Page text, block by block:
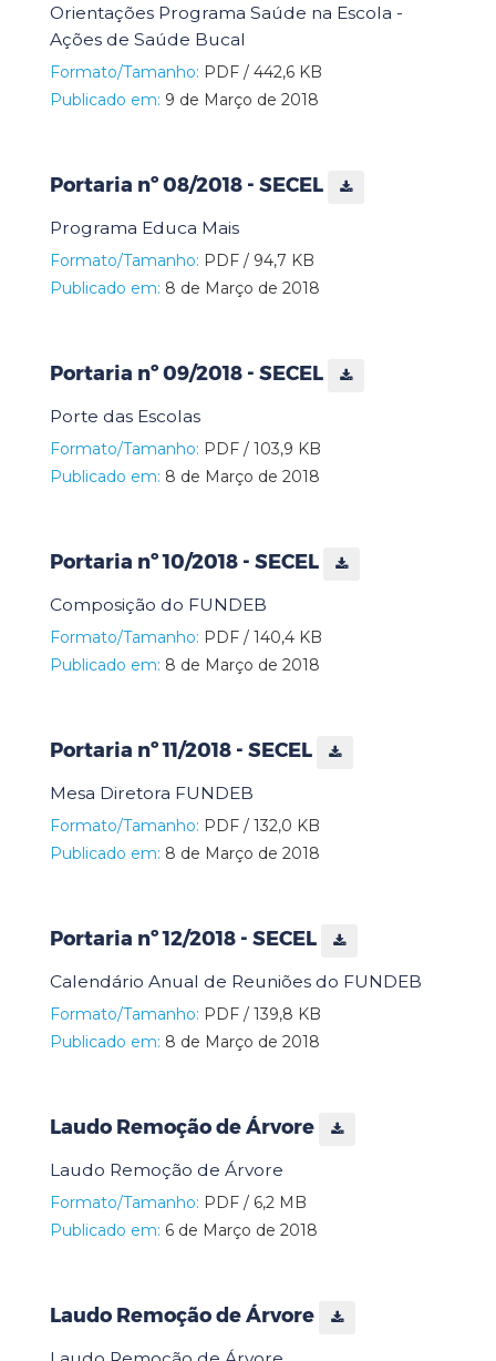
Orientações Programa Saúde na Escola -
Ações de Saúde Bucal
Formato/Tamanho: PDF / 442,6 KB
Publicado em: 9 de Março de 2018
Portaria nº 08/2018 - SECEL
Programa Educa Mais
Formato/Tamanho: PDF / 94,7 KB
Publicado em: 8 de Março de 2018
Portaria nº 09/2018 - SECEL
Porte das Escolas
Formato/Tamanho: PDF / 103,9 KB
Publicado em: 8 de Março de 2018
Portaria nº 10/2018 - SECEL
Composição do FUNDEB
Formato/Tamanho: PDF / 140,4 KB
Publicado em: 8 de Março de 2018
Portaria nº 11/2018 - SECEL
Mesa Diretora FUNDEB
Formato/Tamanho: PDF / 132,0 KB
Publicado em: 8 de Março de 2018
Portaria nº 12/2018 - SECEL
Calendário Anual de Reuniões do FUNDEB
Formato/Tamanho: PDF / 139,8 KB
Publicado em: 8 de Março de 2018
Laudo Remoção de Árvore
Laudo Remoção de Árvore
Formato/Tamanho: PDF / 6,2 MB
Publicado em: 6 de Março de 2018
Laudo Remoção de Árvore